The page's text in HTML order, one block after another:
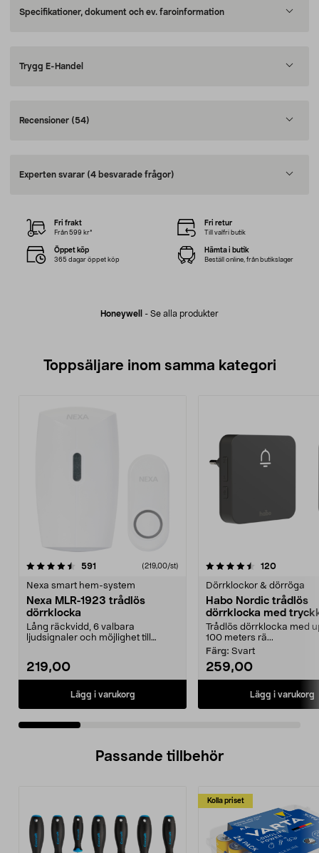
Specifikationer, dokument och ev. faroinformation
Trygg E-Handel
Recensioner (54)
Experten svarar (4 besvarade frågor)
Honeywell - Se alla produkter
Fri frakt
Från 599 kr*
Fri retur
Till valfri butik
Öppet köp
365 dagar öppet köp
Hämta i butik
Beställ online, från butikslager
Toppsäljare inom samma kategori
591 recensioner(219,00/st)
Nexa smart hem-system
Nexa MLR-1923 trådlös
dörrklocka
Lång räckvidd, 6 valbara
ljudsignaler och möjlighet till
219,00
Lägg i varukorg
4.5 av 5 stjärnor 120
Dörrklockor & dörröga
Habo Nordic trådlös
dörrklocka med
Trådlös dörrklocka med
100 meters rä...
Färg: Svart
259,00
Lägg i varukorg
4.5 av 5 stjärnor
Passande tillbehör
Kolla priset